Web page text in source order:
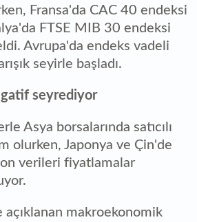
Fransa'da CAC 40 endeksi
FTSE MIB 30 endeksi
Avrupa'da endeks vadeli
seyirle başladı.
seyrediyor
Asya borsalarında satıcılı
olurken, Japonya ve Çin'de
verileri fiyatlamalar
açıklanan makroekonomik